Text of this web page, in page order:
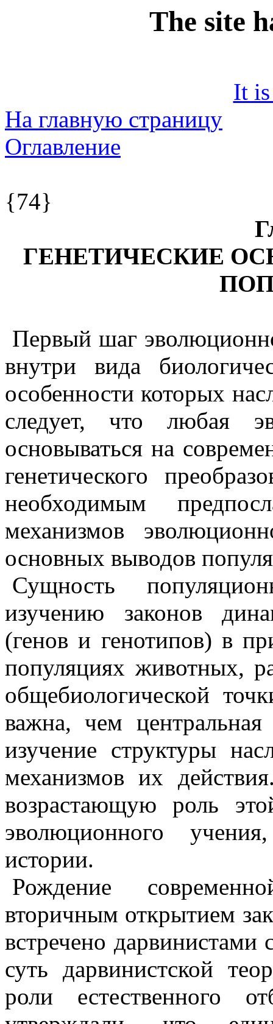
The site
It
На главную страницу
Оглавление
{74}
ГЕНЕТИЧЕСКИЕ
Первый шаг
внутри вида
особенности которых
следует, что любая
основываться на
генетического
необходимым
механизмов
основных выводов
Сущность
изучению законов
(генов и генотипов) в
популяциях животных,
общебиологической
важна, чем
изучение структуры
механизмов их
возрастающую роль
эволюционного
истории.
Рождение
вторичным открытием
встречено
суть дарвинистской
роли естественного